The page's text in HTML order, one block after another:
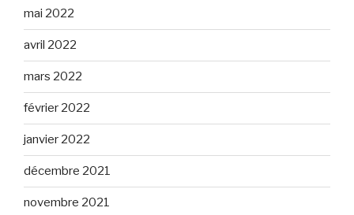
mai 2022
avril 2022
mars 2022
février 2022
janvier 2022
décembre 2021
novembre 2021